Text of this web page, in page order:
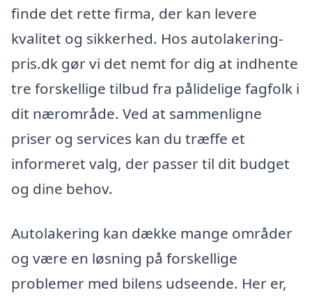
finde det rette firma, der kan levere
kvalitet og sikkerhed. Hos autolakering-
pris.dk gør vi det nemt for dig at indhente
tre forskellige tilbud fra pålidelige fagfolk i
dit nærområde. Ved at sammenligne
priser og services kan du træffe et
informeret valg, der passer til dit budget
og dine behov.
Autolakering kan dække mange områder
og være en løsning på forskellige
problemer med bilens udseende. Her er,